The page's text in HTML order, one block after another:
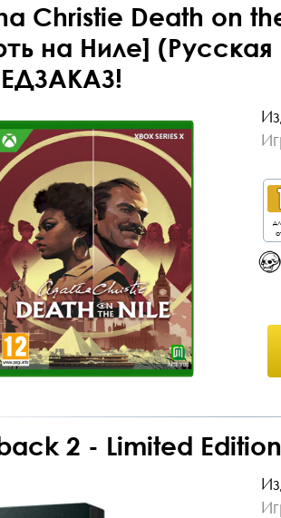
Christie Death on
на Ниле] (Русская
2 - Limited